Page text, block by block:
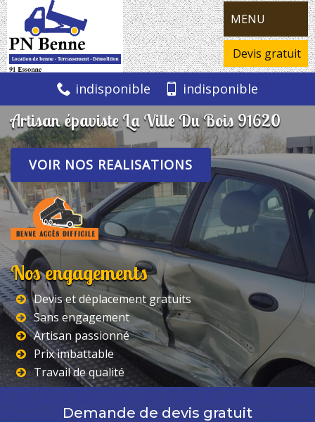
MENU
Devis gratuit
indisponible indisponible
Artisan épaviste La Ville Du Bois 91620
VOIR NOS REALISATIONS
Nos engagements
Devis et déplacement gratuits
Sans engagement
Artisan passionné
Prix imbattable
Travail de qualité
Demande de devis gratuit